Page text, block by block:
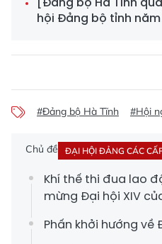
hội Đảng bộ tỉnh năm
#Đảng bộ Hà Tĩnh #Hội
Chủ đề ĐẠI HỘI ĐẢNG CÁC
Khí thế thi đua lao
mừng Đại hội XIV
Phấn khởi hướng về